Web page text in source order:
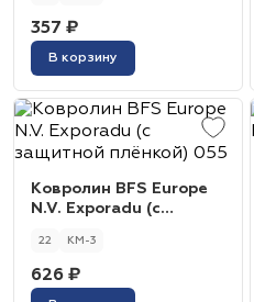
357 ₽
В корзину
Ковролин BFS Europe
N.V. Exporadu (с
22 КМ-3
626 ₽